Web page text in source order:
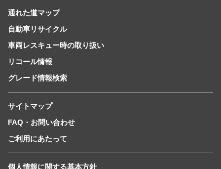
通れた道マップ
自動車リサイクル
車両レスキュー時の取り扱い
リコール情報
グレード情報検索
サイトマップ
FAQ・お問い合わせ
ご利用にあたって
個人情報に関する基本方針